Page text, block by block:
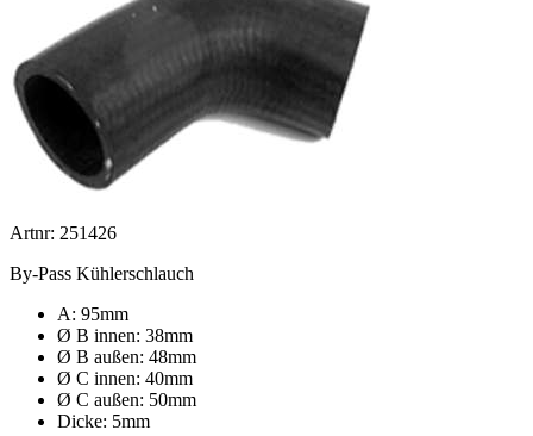
Artnr: 251426
By-Pass Kühlerschlauch
A: 95mm
Ø B innen: 38mm
Ø B außen: 48mm
Ø C innen: 40mm
Ø C außen: 50mm
Dicke: 5mm